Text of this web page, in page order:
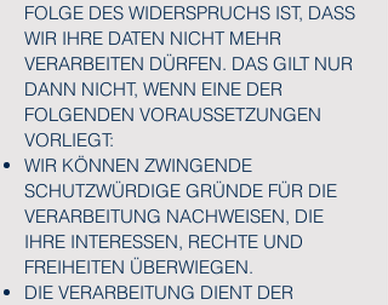
FOLGE DES WIDERSPRUCHS IST, DASS
WIR IHRE DATEN NICHT MEHR
VERARBEITEN DÜRFEN. DAS GILT NUR
DANN NICHT, WENN EINE DER
FOLGENDEN VORAUSSETZUNGEN
VORLIEGT:
WIR KÖNNEN ZWINGENDE
SCHUTZWÜRDIGE GRÜNDE FÜR DIE
VERARBEITUNG NACHWEISEN, DIE
IHRE INTERESSEN, RECHTE UND
FREIHEITEN ÜBERWIEGEN.
DIE VERARBEITUNG DIENT DER